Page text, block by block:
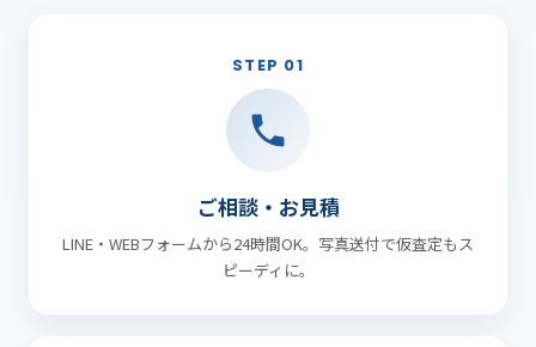
STEP 01
ご相談・お見積
LINE・WEBフォームから24時間OK。写真送付で仮査定もス
ピーディに。